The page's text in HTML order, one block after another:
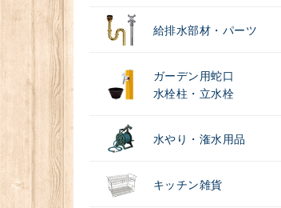
給排水部材・パーツ
ガーデン用蛇口
水栓柱・立水栓
水やり・潅水用品
キッチン雑貨